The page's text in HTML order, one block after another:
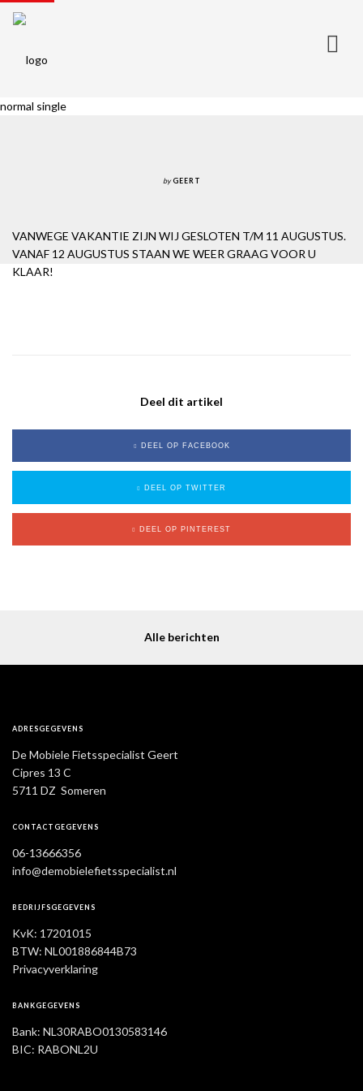
HOME
CONTACT
normal single
by GEERT
VANWEGE VAKANTIE ZIJN WIJ GESLOTEN T/M 11 AUGUSTUS.
VANAF 12 AUGUSTUS STAAN WE WEER GRAAG VOOR U
KLAAR!
Deel dit artikel
DEEL OP FACEBOOK
DEEL OP TWITTER
DEEL OP PINTEREST
Alle berichten
ADRESGEGEVENS
De Mobiele Fietsspecialist Geert
Cipres 13 C
5711 DZ Someren
CONTACTGEGEVENS
06-13666356
info@demobielefietsspecialist.nl
BEDRIJFSGEGEVENS
KvK: 17201015
BTW: NL001886844B73
Privacyverklaring
BANKGEGEVENS
Bank: NL30RABO0130583146
BIC: RABONL2U